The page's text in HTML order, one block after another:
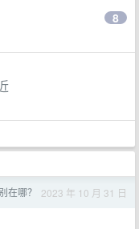
8
在哪？ 2023 年 10 月 31 日